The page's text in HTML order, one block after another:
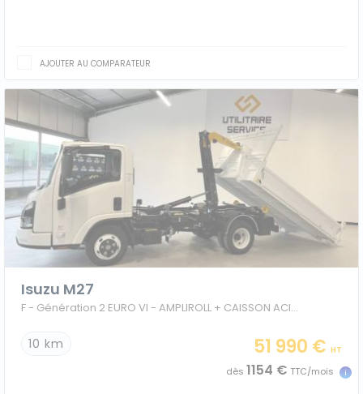
AJOUTER AU COMPARATEUR
Isuzu M27
F - Génération 2 EURO VI - AMPLIROLL + CAISSON ACIER
10 km 51 990 € HT
dès 1154 € TTC/mois